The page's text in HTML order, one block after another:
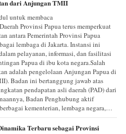
dari Anjungan TMII
untuk membaca
Provinsi Papua terus memperkuat
antara Pemerintah Provinsi Papua
lembaga di Jakarta. Instansi ini
pelayanan, informasi, dan fasilitasi
Papua di ibu kota negara.Salah
adalah pengelolaan Anjungan Papua di
Badan ini bertanggung jawab atas
pendapatan asli daerah (PAD) dari
Badan Penghubung aktif
kementerian, lembaga negara,…
Terbaru sebagai Provinsi